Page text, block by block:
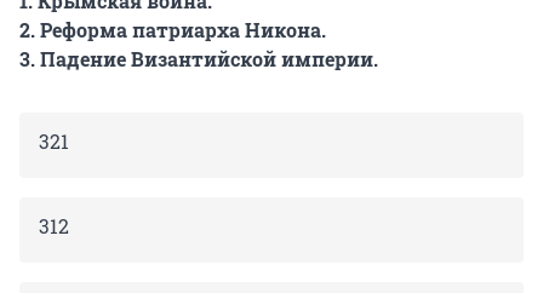
2. Реформа патриарха Никона.
3. Падение Византийской империи.
321
312